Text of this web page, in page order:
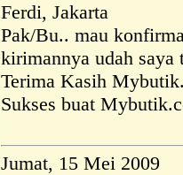
Ferdi, Jakarta
Pak/Bu.. mau
kirimannya udah
Terima Kasih
Sukses buat
Jumat, 15 Mei 2009